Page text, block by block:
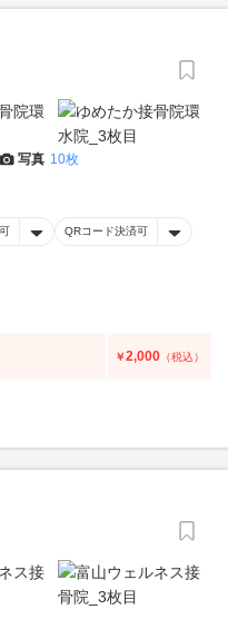
写真 10枚
QRコード決済可
￥2,000 （税込）